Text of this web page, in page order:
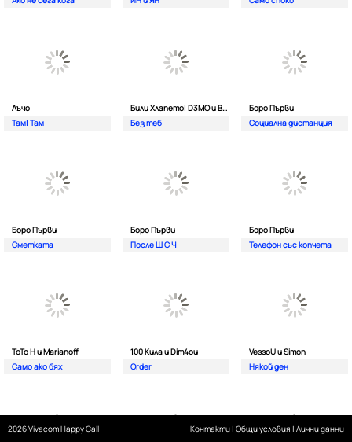
Лъчо
Там| Там
Били Хлапето| D3MO и BREVIS
Без теб
Боро Първи
Социална дистанция
Боро Първи
Сметката
Боро Първи
После Ш С Ч
Боро Първи
Телефон със копчета
ТоТо Н и Marianoff
Само ако бях
100 Кила и Dim4ou
Order
VessoU и Simon
Някой ден
2026 Vivacom Happy Call Контакти| Общи условия | Лични данни